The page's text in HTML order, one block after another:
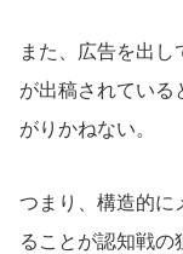
また、広告を出
が出稿されている
がりかねない。
つまり、構造的に
ることが認知戦の